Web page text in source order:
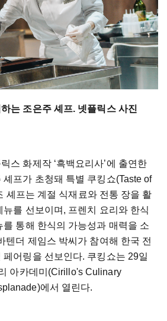
는 조은주 셰프. 넷플릭스 사진
스 화제작 ‘흑백요리사’에 출연한
프가 초청돼 특별 쿠킹쇼(Taste of
셰프는 계절 식재료와 전통 장을 활
를 선보이며, 프렌치 요리와 한식
를 통해 한식의 가능성과 매력을 소
텐더 제임스 박씨가 참여해 한국 전
어링을 선보인다. 쿠킹쇼는 29일
아카데미(Cirillo's Culinary
에서 열린다.